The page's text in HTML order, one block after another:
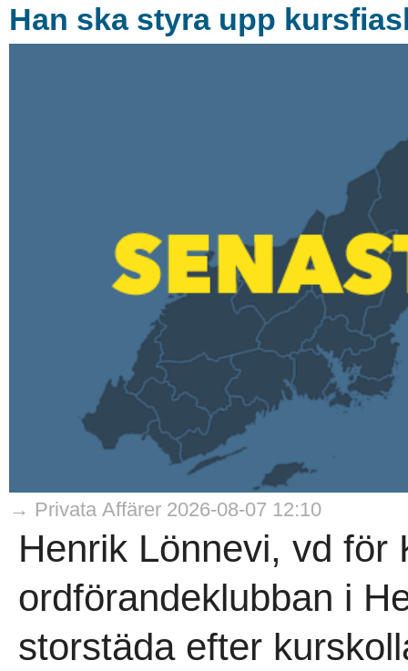
Han ska styra upp
→ Privata Affärer 2026-08-07 12:10
Henrik Lönnevi, vd för
ordförandeklubban i
storstäda efter